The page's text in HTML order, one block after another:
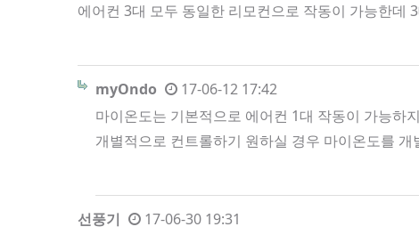
에어컨 3대 모두 동일한 리모컨으로 작동이 가능한데
myOndo
17-06-12 17:42
마이온도는 기본적으로 에어컨 1대 작동이 가능하
개별적으로 컨트롤하기 원하실 경우 마이온도를
선풍기
17-06-30 19:31